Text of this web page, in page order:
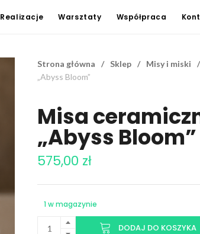
Realizacje Warsztaty Współpraca
Strona główna / Sklep / Misy i miski /
„Abyss Bloom”
Misa
„Abyss Bloom”
575,00 zł
1 w magazynie
DODAJ DO KOSZYKA